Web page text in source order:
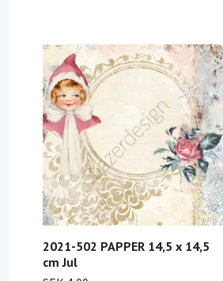
2021-502 PAPPER 14,5 x 14,5
cm Jul